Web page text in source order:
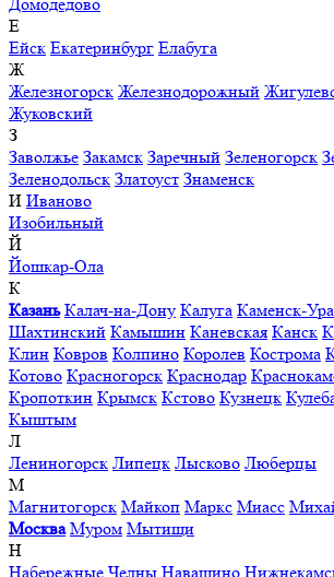
Домодедово
Е
Ейск Екатеринбург Елабуга
Ж
Железногорск Железнодорожный
Жуковский
З
Заволжье Закамск Заречный Зеленогорск
Зеленодольск Златоуст Знаменск
И Иваново
Изобильный
Й
Йошкар-Ола
К
Казань Калач-на-Дону Калуга Каменск-
Шахтинский Камышин Каневская Канск
Клин Ковров Колпино Королев Кострома
Котово Красногорск Краснодар
Кропоткин Крымск Кстово Кузнецк
Кыштым
Л
Лениногорск Липецк Лысково Люберцы
М
Магнитогорск Майкоп Маркс Миасс
Москва Муром Мытищи
Н
Набережные Челны Навашино